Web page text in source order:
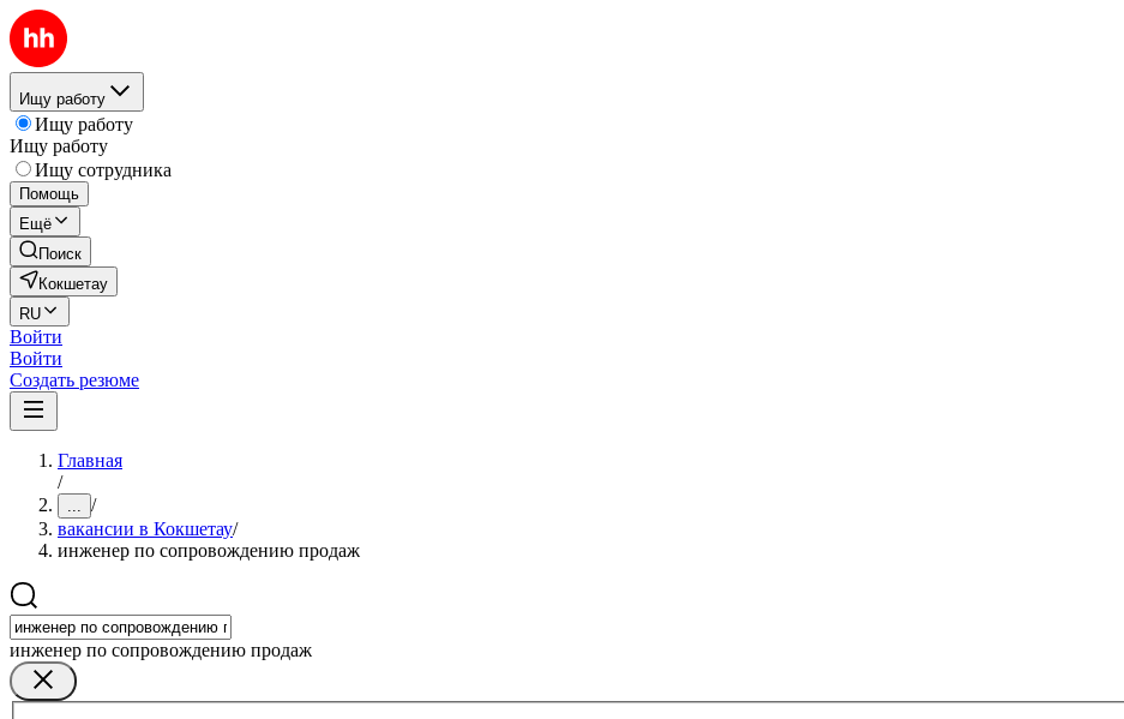
Ищу работу
Ищу работу
Ищу работу
Ищу сотрудника
Помощь
Ещё
Поиск
Кокшетау
RU
Войти
Войти
Создать резюме
Главная
/
... /
вакансии в Кокшетау/
инженер по сопровождению продаж
инженер по сопровождению продаж